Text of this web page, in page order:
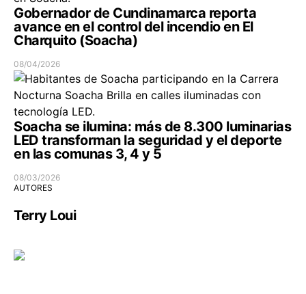
Gobernador de Cundinamarca reporta
avance en el control del incendio en El
Charquito (Soacha)
08/04/2026
Soacha se ilumina: más de 8.300 luminarias
LED transforman la seguridad y el deporte
en las comunas 3, 4 y 5
08/03/2026
AUTORES
Terry Loui